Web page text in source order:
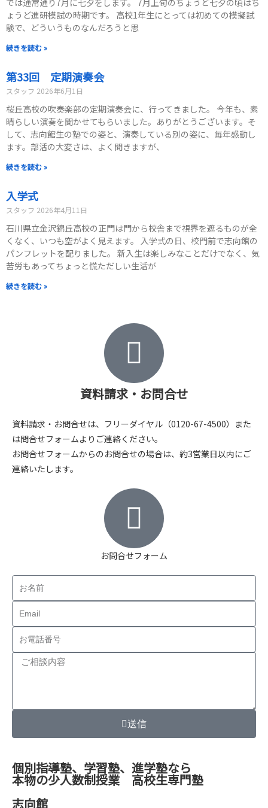
では通常通り7月に七夕をします。 7月上旬のちょうど七夕の頃はち
ょうど進研模試の時期です。 高校1年生にとっては初めての模擬試
験で、どういうものなんだろうと思
続きを読む »
第33回 定期演奏会
スタッフ 2026年6月1日
桜丘高校の吹奏楽部の定期演奏会に、行ってきました。 今年も、素
晴らしい演奏を聞かせてもらいました。ありがとうございます。そ
して、志向館生の塾での姿と、演奏している別の姿に、毎年感動し
ます。部活の大変さは、よく聞きますが、
続きを読む »
入学式
スタッフ 2026年4月11日
石川県立金沢錦丘高校の正門は門から校舎まで視界を遮るものが全
くなく、いつも空がよく見えます。 入学式の日、校門前で志向館の
パンフレットを配りました。 新入生は楽しみなことだけでなく、気
苦労もあってちょっと慌ただしい生活が
続きを読む »
資料請求・お問合せ
資料請求・お問合せは、フリーダイヤル（0120-67-4500）また
は問合せフォームよりご連絡ください。
お問合せフォームからのお問合せの場合は、約3営業日以内にご
連絡いたします。
お問合せフォーム
送信
個別指導塾、学習塾、進学塾なら
本物の少人数制授業 高校生専門塾
志向館